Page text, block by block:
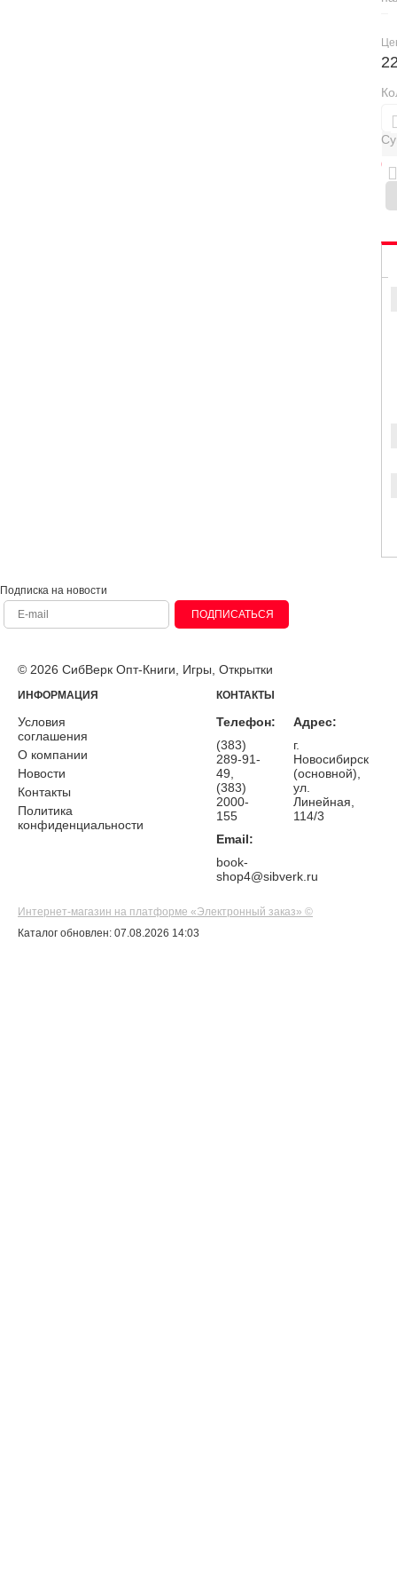
0
Подписка на новости
ПОДПИСАТЬСЯ
© 2026 СибВерк Опт-Книги, Игры, Открытки
ИНФОРМАЦИЯ
Условия
соглашения
О компании
Новости
Контакты
Политика
конфиденциальности
КОНТАКТЫ
Телефон:
(383)
289-91-
49,
(383)
2000-
155
Email:
book-
shop4@sibverk.ru
Адрес:
г.
Новосибирск
(основной),
ул.
Линейная,
114/3
Интернет-магазин на платформе «Электронный заказ» ©
Каталог обновлен: 07.08.2026 14:03